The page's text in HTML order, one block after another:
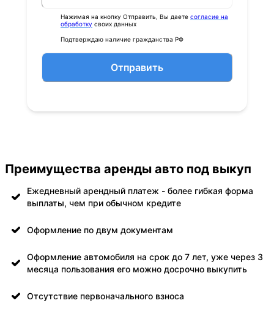
Нажимая на кнопку Отправить, Вы даете согласие на
обработку своих данных
Подтверждаю наличие гражданства РФ
Отправить
Преимущества аренды авто под выкуп
Ежедневный арендный платеж - более гибкая форма
выплаты, чем при обычном кредите
Оформление по двум документам
Оформление автомобиля на срок до 7 лет, уже через 3
месяца пользования его можно досрочно выкупить
Отсутствие первоначального взноса